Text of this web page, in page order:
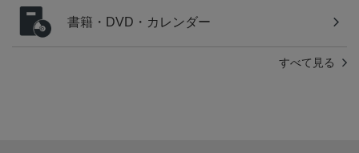
書籍・DVD・カレンダー
すべて見る